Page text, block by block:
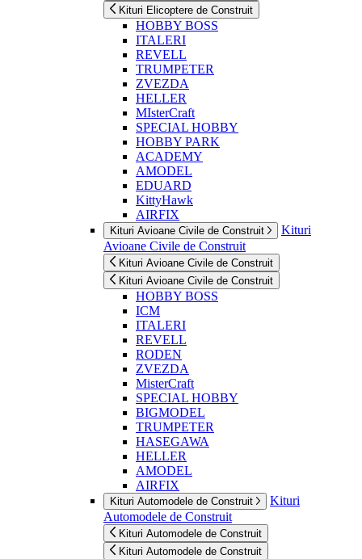
Kituri Elicoptere de Construit
HOBBY BOSS
ITALERI
REVELL
TRUMPETER
ZVEZDA
HELLER
MIsterCraft
SPECIAL HOBBY
HOBBY PARK
ACADEMY
AMODEL
EDUARD
KittyHawk
AIRFIX
Kituri Avioane Civile de Construit
Kituri
Avioane Civile de Construit
Kituri Avioane Civile de Construit
Kituri Avioane Civile de Construit
HOBBY BOSS
ICM
ITALERI
REVELL
RODEN
ZVEZDA
MisterCraft
SPECIAL HOBBY
BIGMODEL
TRUMPETER
HASEGAWA
HELLER
AMODEL
AIRFIX
Kituri Automodele de Construit
Kituri
Automodele de Construit
Kituri Automodele de Construit
Kituri Automodele de Construit